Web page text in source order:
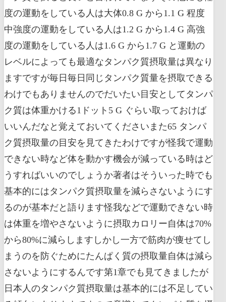
度の運動をしている人は大体0.8 G から1.1 G 程度
中強度の運動をしている人は1.2 G から1.4 G 高強
度の運動をしている人は1.6 G から1.7 G と運動の
レベルによっても最適なタンパク質摂取量は異なり
ますですが毎日毎日同じタンパク質量を摂取できる
わけでもありませんのでだいたい目安としてタンパ
ク質は体重かける1ドット5 G ぐらい取っておけば
いいんだなと覚えておいてくださいまた65 タンパ
ク質摂取量の目安を見てきたわけですが怪我で運動
できない時など体を動かす機会が減っている時はど
うすればいいのでしょうか著者はそういった時でも
基本的にはタンパク質摂取量を減らさないようにす
るのが基本だと語ります怪我などで運動できない時
は体重を増やさないように摂取カロリー自体は70%
から80%に減らしますしかし一方で筋肉が痩せてし
まうのを防ぐためにたんぱく質の摂取量自体は減ら
さないようにするんです第1章でも見てきましたが
日本人のタンパク質摂取量は基本的には不足してい